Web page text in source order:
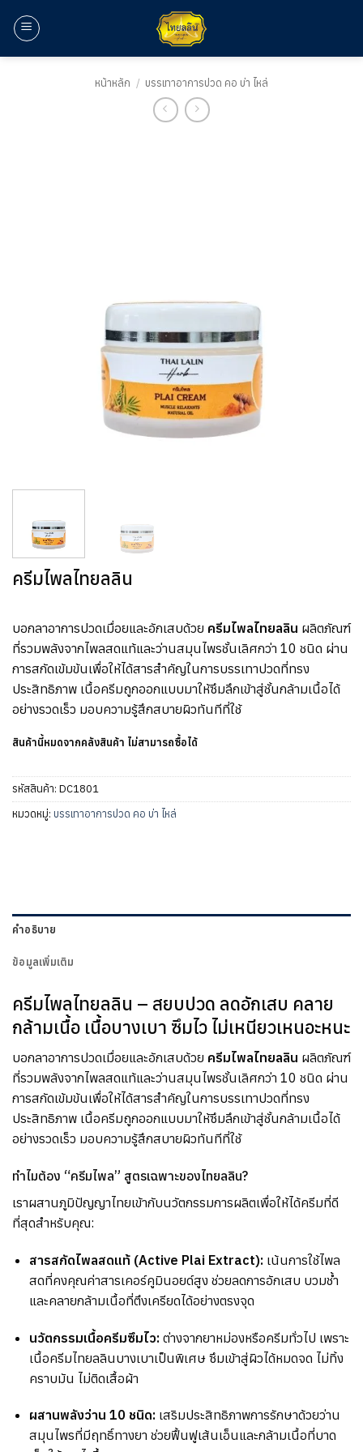
หน้าหลัก / บรรเทาอาการปวด คอ บ่า ไหล่
ครีมไพลไทยลลิน
บอกลาอาการปวดเมื่อยและอักเสบด้วย ครีมไพลไทยลลิน ผลิตภัณฑ์
ที่รวมพลังจากไพลสดแท้และว่านสมุนไพรชั้นเลิศกว่า 10 ชนิด ผ่าน
การสกัดเข้มข้นเพื่อให้ได้สารสำคัญในการบรรเทาปวดที่ทรง
ประสิทธิภาพ เนื้อครีมถูกออกแบบมาให้ซึมลึกเข้าสู่ชั้นกล้ามเนื้อได้
อย่างรวดเร็ว มอบความรู้สึกสบายผิวทันทีที่ใช้
สินค้านี้หมดจากคลังสินค้า ไม่สามารถซื้อได้
รหัสสินค้า: DC1801
หมวดหมู่: บรรเทาอาการปวด คอ บ่า ไหล่
คำอธิบาย
ข้อมูลเพิ่มเติม
ครีมไพลไทยลลิน – สยบปวด ลดอักเสบ คลาย
กล้ามเนื้อ เนื้อบางเบา ซึมไว ไม่เหนียวเหนอะหนะ
บอกลาอาการปวดเมื่อยและอักเสบด้วย ครีมไพลไทยลลิน ผลิตภัณฑ์
ที่รวมพลังจากไพลสดแท้และว่านสมุนไพรชั้นเลิศกว่า 10 ชนิด ผ่าน
การสกัดเข้มข้นเพื่อให้ได้สารสำคัญในการบรรเทาปวดที่ทรง
ประสิทธิภาพ เนื้อครีมถูกออกแบบมาให้ซึมลึกเข้าสู่ชั้นกล้ามเนื้อได้
อย่างรวดเร็ว มอบความรู้สึกสบายผิวทันทีที่ใช้
ทำไมต้อง “ครีมไพล” สูตรเฉพาะของไทยลลิน?
เราผสานภูมิปัญญาไทยเข้ากับนวัตกรรมการผลิตเพื่อให้ได้ครีมที่ดี
ที่สุดสำหรับคุณ:
สารสกัดไพลสดแท้ (Active Plai Extract): เน้นการใช้ไพล
สดที่คงคุณค่าสารเคอร์คูมินอยด์สูง ช่วยลดการอักเสบ บวมช้ำ
และคลายกล้ามเนื้อที่ตึงเครียดได้อย่างตรงจุด
นวัตกรรมเนื้อครีมซึมไว: ต่างจากยาหม่องหรือครีมทั่วไป เพราะ
เนื้อครีมไทยลลินบางเบาเป็นพิเศษ ซึมเข้าสู่ผิวได้หมดจด ไม่ทิ้ง
คราบมัน ไม่ติดเสื้อผ้า
ผสานพลังว่าน 10 ชนิด: เสริมประสิทธิภาพการรักษาด้วยว่าน
สมุนไพรที่มีฤทธิ์ทางยา ช่วยฟื้นฟูเส้นเอ็นและกล้ามเนื้อที่บาด